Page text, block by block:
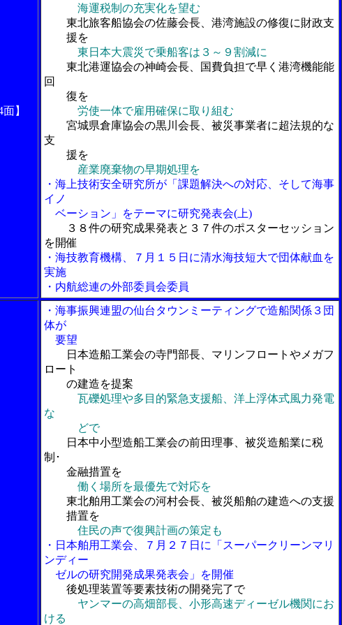
】
海運税制の充実化を望む
東北旅客船協会の佐藤会長、港湾施設の修復に財政支
援を
東日本大震災で乗船客は３～９割減に
東北港運協会の神崎会長、国費負担で早く港湾機能能
回
復を
労使一体で雇用確保に取り組む
宮城県倉庫協会の黒川会長、被災事業者に超法規的な
支
援を
産業廃棄物の早期処理を
・海上技術安全研究所が「課題解決への対応、そして海事
イノ
ベーション」をテーマに研究発表会(上)
３８件の研究成果発表と３７件のポスターセッション
を開催
・海技教育機構、７月１５日に清水海技短大で団体献血を
実施
・内航総連の外部委員会委員
・海事振興連盟の仙台タウンミーティングで造船関係３団
体が
要望
日本造船工業会の寺門部長、マリンフロートやメガフ
ロート
の建造を提案
瓦礫処理や多目的緊急支援船、洋上浮体式風力発電
な
どで
日本中小型造船工業会の前田理事、被災造船業に税
制･
金融措置を
働く場所を最優先で対応を
東北舶用工業会の河村会長、被災船舶の建造への支援
措置を
住民の声で復興計画の策定も
・日本舶用工業会、７月２７日に「スーパークリーンマリ
ンディー
ゼルの研究開発成果発表会」を開催
後処理装置等要素技術の開発完了で
ヤンマーの高畑部長、小形高速ディーゼル機関にお
ける